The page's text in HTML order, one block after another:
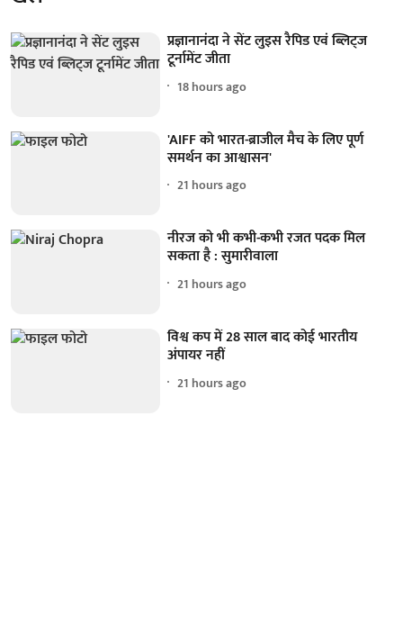
प्रज्ञानानंदा ने सेंट लुइस रैपिड एवं ब्लिट्ज
टूर्नामेंट जीता
18 hours ago
'AIFF को भारत-ब्राजील मैच के लिए पूर्ण
समर्थन का आश्वासन'
21 hours ago
नीरज को भी कभी-कभी रजत पदक मिल
सकता है : सुमारीवाला
21 hours ago
विश्व कप में 28 साल बाद कोई भारतीय
अंपायर नहीं
21 hours ago